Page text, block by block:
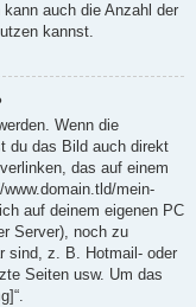
auch die Anzahl der
kannst.
Wenn die
du das Bild auch direkt
das auf einem
mein-
auf deinem eigenen PC
Server), noch zu
sind, z. B. Hotmail- oder
Seiten usw. Um das